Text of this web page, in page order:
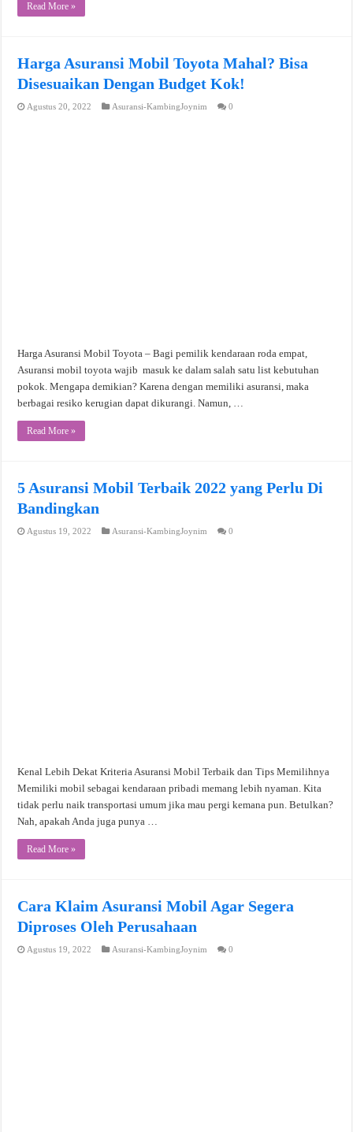
Read More »
Harga Asuransi Mobil Toyota Mahal? Bisa
Disesuaikan Dengan Budget Kok!
Agustus 20, 2022 Asuransi-KambingJoynim 0
Harga Asuransi Mobil Toyota – Bagi pemilik kendaraan roda empat,
Asuransi mobil toyota wajib masuk ke dalam salah satu list kebutuhan
pokok. Mengapa demikian? Karena dengan memiliki asuransi, maka
berbagai resiko kerugian dapat dikurangi. Namun, …
Read More »
5 Asuransi Mobil Terbaik 2022 yang Perlu Di
Bandingkan
Agustus 19, 2022 Asuransi-KambingJoynim 0
Kenal Lebih Dekat Kriteria Asuransi Mobil Terbaik dan Tips Memilihnya
Memiliki mobil sebagai kendaraan pribadi memang lebih nyaman. Kita
tidak perlu naik transportasi umum jika mau pergi kemana pun. Betulkan?
Nah, apakah Anda juga punya …
Read More »
Cara Klaim Asuransi Mobil Agar Segera
Diproses Oleh Perusahaan
Agustus 19, 2022 Asuransi-KambingJoynim 0